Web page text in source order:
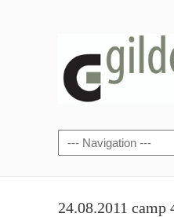
24.08.2011 camp